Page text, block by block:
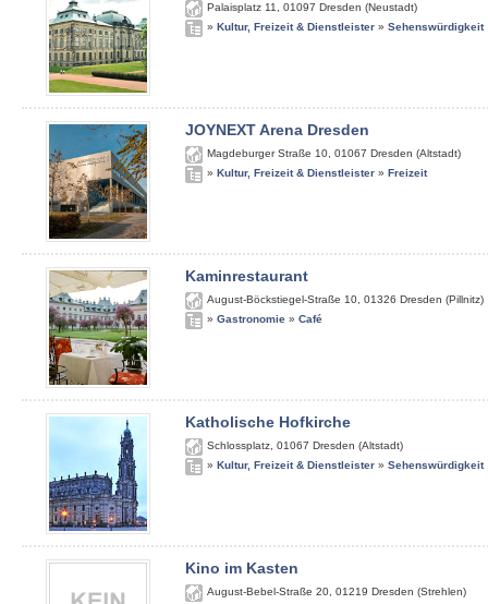
Palaisplatz 11 01097 Dresden (Neustadt)
» Kultur, Freizeit & Dienstleister » Sehenswürdigkeit
JOYNEXT Arena Dresden
Magdeburger Straße 10 01067 Dresden (Altstadt)
» Kultur, Freizeit & Dienstleister » Freizeit
Kaminrestaurant
August-Böckstiegel-Straße 10 01326 Dresden (Pillnitz)
» Gastronomie » Café
Katholische Hofkirche
Schlossplatz 01067 Dresden (Altstadt)
» Kultur, Freizeit & Dienstleister » Sehenswürdigkeit
Kino im Kasten
August-Bebel-Straße 20 01219 Dresden (Strehlen)